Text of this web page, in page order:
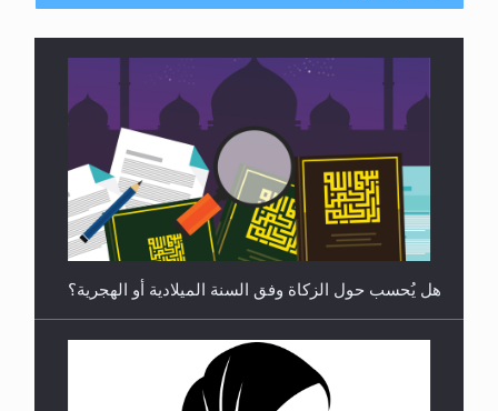
رأيٌ في لغة المسيح الموعود عليه السلام ..«3» نظرة
في شعر المسيح الموعود عليه السلام.....
هل يُحسب حول الزكاة وفق السنة الميلادية أو الهجرية؟